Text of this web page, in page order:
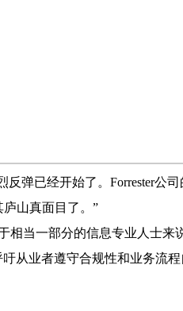
弹已经开始了。Forrester公
山真面目了。”
当一部分的信息专业人士
从业者遵守合规性和业务流程